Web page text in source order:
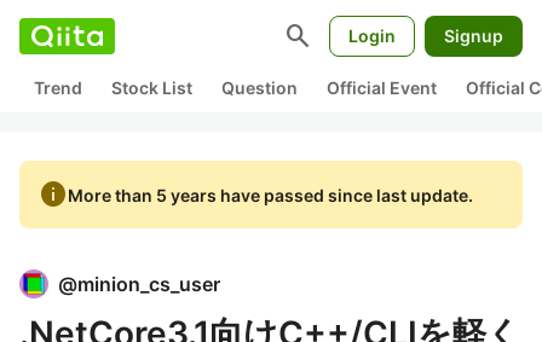
search Login Signup
Trend Stock List Question Official Event Official
infoMore than 5 years have passed since last update.
@minion_cs_user
.NetCore3.1向けC++/CLIを軽く